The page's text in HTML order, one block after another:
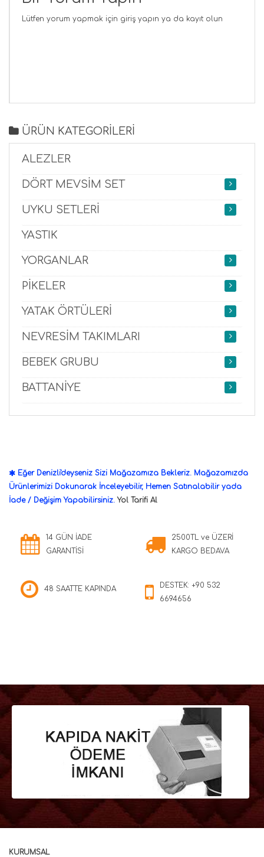
Lütfen yorum yapmak için giriş yapın ya da kayıt olun
ÜRÜN KATEGORİLERİ
ALEZLER
DÖRT MEVSİM SET
UYKU SETLERİ
YASTIK
YORGANLAR
PİKELER
YATAK ÖRTÜLERİ
NEVRESİM TAKIMLARI
BEBEK GRUBU
BATTANİYE
Eğer Denizli'deyseniz Sizi Mağazamıza Bekleriz. Mağazamızda
Ürünlerimizi Dokunarak İnceleyebilir, Hemen Satınalabilir yada
İade / Değişim Yapabilirsiniz.Yol Tarifi Al
14 GÜN İADE
GARANTİSİ
2500TL ve ÜZERİ
KARGO BEDAVA
48 SAATTE KAPINDA
DESTEK: +90 532
6694656
KURUMSAL